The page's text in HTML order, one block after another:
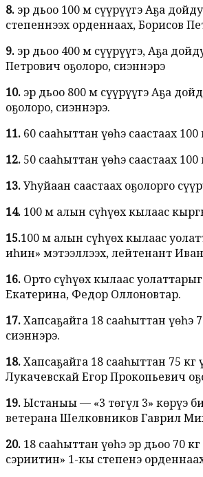
8. эр дьоҥҥо 100 м сүүрүүгэ Аҕа
степеннээх орденнаах, Борисов
9. эр дьоҥҥо 400 м сүүрүүгэ, Аҕа
Петрович оҕолоро, сиэннэрэ
10. эр дьоҥҥо 800 м сүүрүүгэ Аҕа
оҕолоро, сиэннэрэ.
11. 60 сааһыттан үөһэ саастаах
12. 50 сааһыттан үөһэ саастаах
13.Уһуйаан саастаах оҕолорго
14. 100 м алын сүһүөх кылаас
15.100 м алын сүһүөх кылаас
иһин» мэтээллээх, лейтенант
16. Орто сүһүөх кылаас
Екатерина, Федор Оллоновтар.
17.Хапсаҕайга 18 сааһыттан
сиэннэрэ.
18.Хапсаҕайга 18 сааһыттан 75
Лукачевскай Егор Прокопьевич
19.Ыстаныы — «3 төгүл 3»
ветерана Шелковников Гаврил
20. 18 сааһыттан үөһэ эр дьоҥҥо
сэриитин» 1-кы степенэ